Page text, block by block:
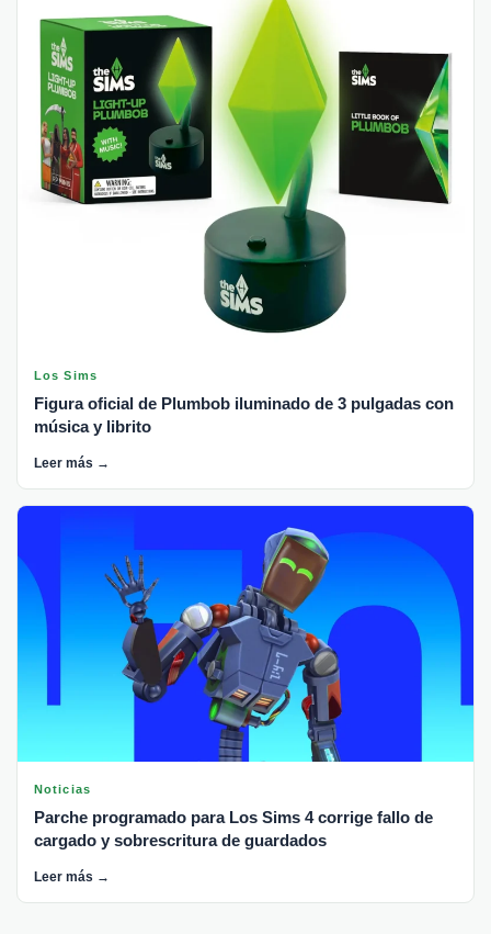
Los Sims
Figura oficial de Plumbob iluminado de 3 pulgadas con
música y librito
Leer más →
Noticias
Parche programado para Los Sims 4 corrige fallo de
cargado y sobrescritura de guardados
Leer más →